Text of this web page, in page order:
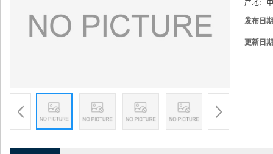
产地：
发布日
更新日